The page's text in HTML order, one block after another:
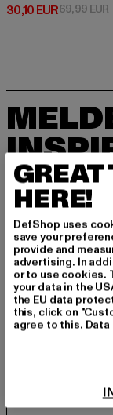
30,10 EUR
Derzeitiger Preis:
69,99 EUR
BEN!
Melde dich
erhalte
nds,
er E-Mail!
An welchen
E-MAIL
GREAT
HERE!
DefShop uses
save your
provide and
advertising. In
or to use cookies.
your data in the
the EU data
this, click on
agree to this.